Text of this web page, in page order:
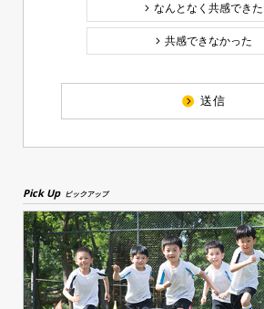
なんとなく共感できた
共感できなかった
送信
Pick Up ピックアップ